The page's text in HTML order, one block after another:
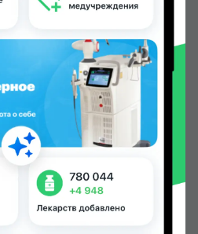
в аптеках, Арча по
и других городах